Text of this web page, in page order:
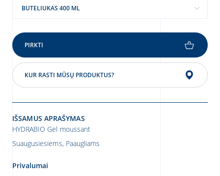
apie asmens duomenų apsaugą
asmens duomenų skiltį
BUTELIUKAS 400 ML
PIRKTI
KUR RASTI MŪSŲ PRODUKTUS?
IŠSAMUS APRAŠYMAS
HYDRABIO Gel moussant
Suaugusiesiems, Paaugliams
Privalumai